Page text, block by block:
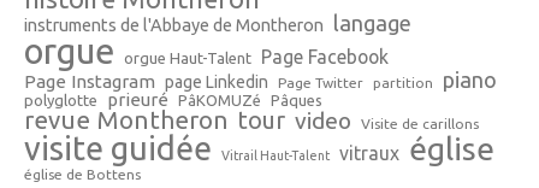
instruments de l'Abbaye de Montheron langage
orgue orgue Haut-Talent Page Facebook
Page Instagram page Linkedin Page Twitter partition piano
polyglotte prieuré PâKOMUZé Pâques
revue Montheron tour video Visite de carillons
visite guidée Vitrail Haut-Talent vitraux église
église de Bottens